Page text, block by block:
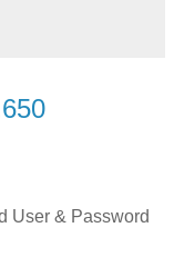
User & Password